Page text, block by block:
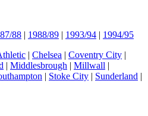
88 | 1988/89 | 1993/94 | 1994/95
| Chelsea | Coventry City |
| Middlesbrough | Millwall |
| Stoke City | Sunderland |